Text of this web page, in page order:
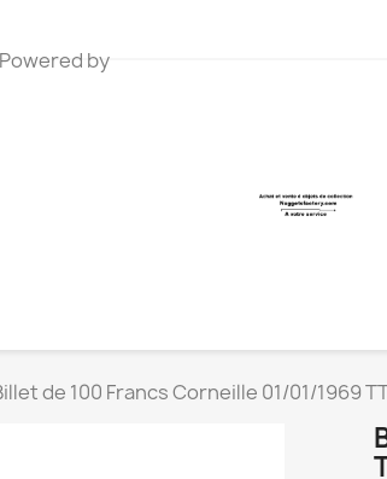
Powered by
de 100 Francs Corneille 01/01/1969